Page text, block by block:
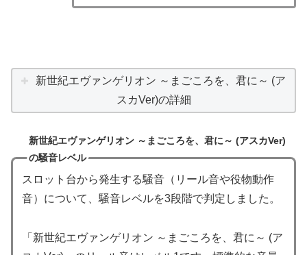
新世紀エヴァンゲリオン ～まごころを、君に～ (ア
スカVer)の詳細
新世紀エヴァンゲリオン ～まごころを、君に～ (アスカVer)
の騒音レベル
スロット台から発生する騒音（リール音や役物動作
音）について、騒音レベルを3段階で判定しました。
「新世紀エヴァンゲリオン ～まごころを、君に～ (ア